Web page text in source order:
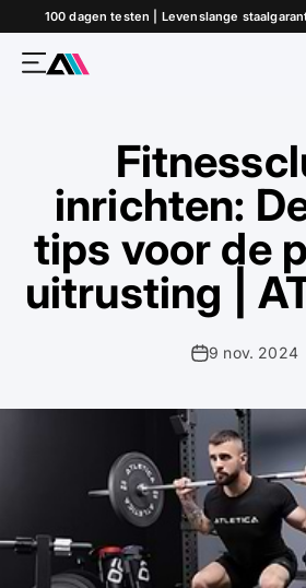
Naar inhoud
100 dagen testen | Levenslange
MenuATLETICA
inrichten:
tips voor de
uitrusting |
9 nov. 2024